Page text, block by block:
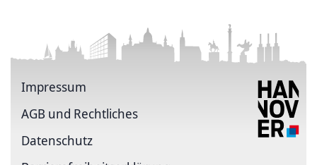
Impressum
AGB und Rechtliches
Datenschutz